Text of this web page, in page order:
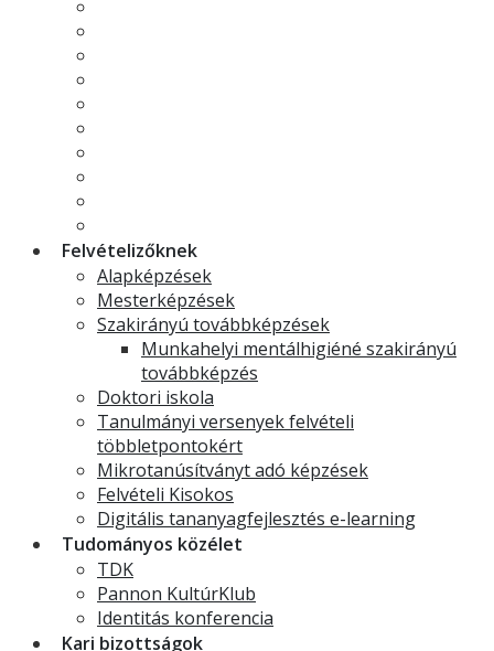
Felvételizőknek
Alapképzések
Mesterképzések
Szakirányú továbbképzések
Munkahelyi mentálhigiéné szakirányú
továbbképzés
Doktori iskola
Tanulmányi versenyek felvételi
többletpontokért
Mikrotanúsítványt adó képzések
Felvételi Kisokos
Digitális tananyagfejlesztés e-learning
Tudományos közélet
TDK
Pannon KultúrKlub
Identitás konferencia
Kari bizottságok